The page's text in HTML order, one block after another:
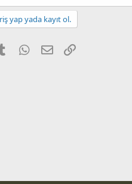
yap yada kayıt ol.
Tumblr WhatsApp
E-posta